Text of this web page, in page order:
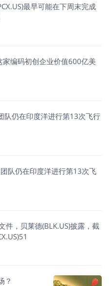
最早可能在下周末完成
家编码初创企业价值600亿美
队仍在印度洋进行第13次飞行
团队仍在印度洋进行第13次飞
件，贝莱德(BLK.US)披露，截
？